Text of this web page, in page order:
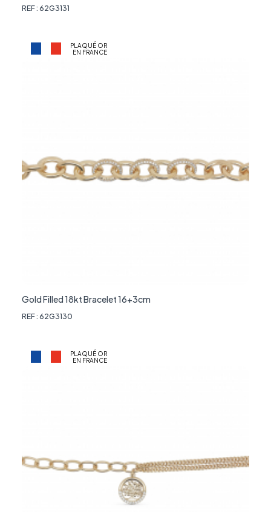
REF : 62G3131
PLAQUÉ OR
EN FRANCE
Gold Filled 18kt Bracelet 16+3cm
REF : 62G3130
PLAQUÉ OR
EN FRANCE